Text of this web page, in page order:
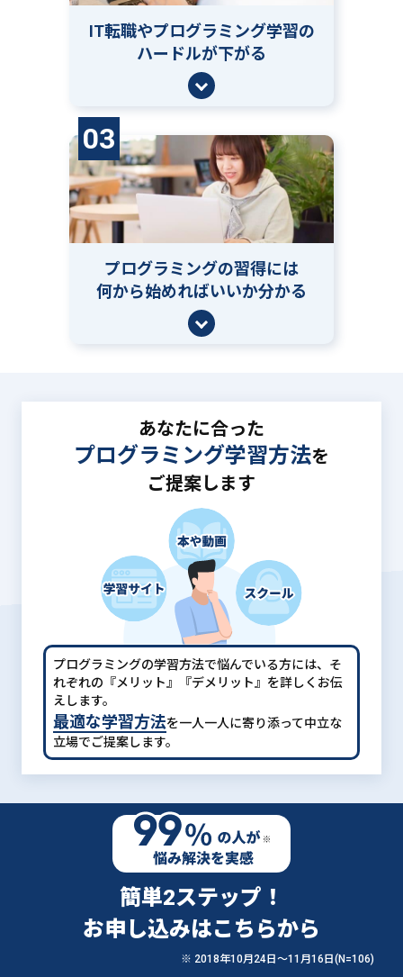
IT転職やプログラミング学習の
ハードルが下がる
03
プログラミングの習得には
何から始めればいいか分かる
あなたに合った
プログラミング学習方法を
ご提案します
プログラミングの学習方法で悩んでいる方には、 そ
れぞれの『メリット』『デメリット』を詳しくお伝
えします。
最適な学習方法を一人一人に寄り添って中立な
立場でご提案します。
簡単2ステップ！
お申し込みはこちらから
※ 2018年10月24日〜11月16日(N=106)